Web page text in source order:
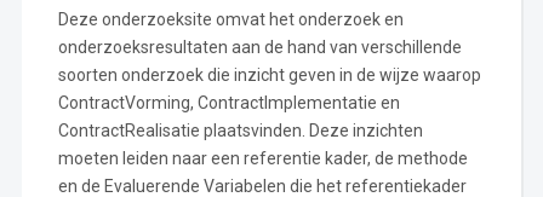
Deze onderzoeksite omvat het onderzoek en
onderzoeksresultaten aan de hand van verschillende
soorten onderzoek die inzicht geven in de wijze waarop
ContractVorming, ContractImplementatie en
ContractRealisatie plaatsvinden. Deze inzichten
moeten leiden naar een referentie kader, de methode
en de Evaluerende Variabelen die het referentiekader